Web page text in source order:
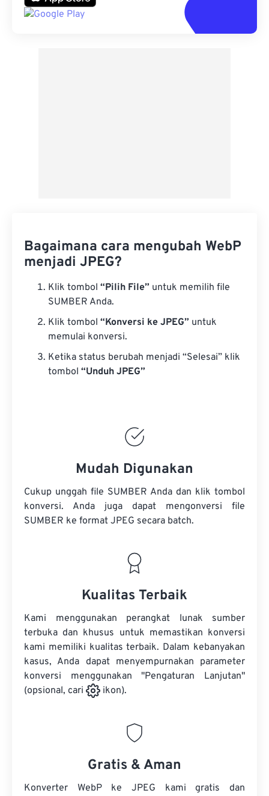
Bagaimana cara mengubah WebP
menjadi JPEG?
Klik tombol “Pilih File” untuk memilih file
SUMBER Anda.
Klik tombol “Konversi ke JPEG” untuk
memulai konversi.
Ketika status berubah menjadi “Selesai” klik
tombol “Unduh JPEG”
Mudah Digunakan
Cukup unggah file SUMBER Anda dan klik tombol
konversi. Anda juga dapat mengonversi file
SUMBER ke format JPEG secara batch.
Kualitas Terbaik
Kami menggunakan perangkat lunak sumber
terbuka dan khusus untuk memastikan konversi
kami memiliki kualitas terbaik. Dalam kebanyakan
kasus, Anda dapat menyempurnakan parameter
konversi menggunakan "Pengaturan Lanjutan"
(opsional, cari
ikon).
Gratis & Aman
Konverter WebP ke JPEG kami gratis dan